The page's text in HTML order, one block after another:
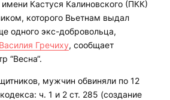
Кастуся Калиновского (ПКК)
которого Вьетнам выдал
одного экс-добровольца,
Гречиху, сообщает
“Весна“.
мужчин обвиняли по 12
ч. 1 и 2 ст. 285 (создание